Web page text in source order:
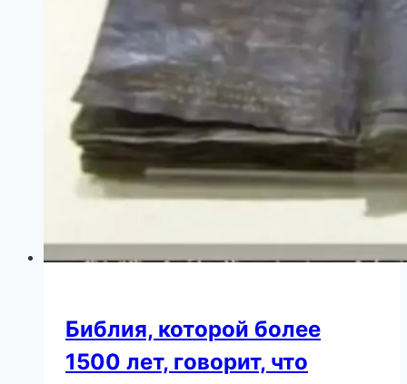
жизнь
180
градусов
Библия, которой более
1500 лет, говорит, что